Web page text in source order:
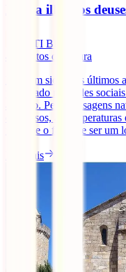
Bali, a ilha dos
IATI Blog
minutos de leitura
Bali tem sido, nos últimos
procurado nas redes
asiático. Pelas paisagens
deliciosos, as
faltam e o facto de ser um
Ler mais